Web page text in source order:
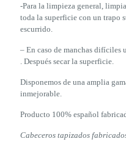
-Para la limpieza general,
toda la superficie con un trapo
escurrido.
– En caso de manchas difíciles
. Después secar la superficie.
Disponemos de una amplia
inmejorable.
Producto 100% español
Cabeceros tapizados